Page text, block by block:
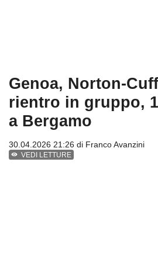
Genoa, Norton-
rientro in gruppo,
a Bergamo
30.04.2026 21:26 di Franco Avanzini
VEDI LETTURE